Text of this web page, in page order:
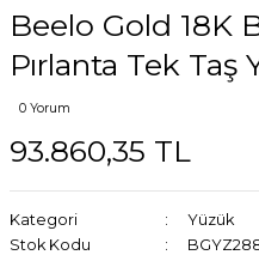
Beelo Gold 18K
Pırlanta Tek Taş
0 Yorum
93.860,35 TL
Kategori
Yüzük
Stok Kodu